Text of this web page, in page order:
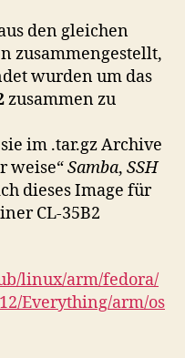
den gleichen
zusammengestellt,
wurden um das
zusammen zu
im .tar.gz Archive
weise“Samba, SSH
dieses Image für
CL-35B2
linux/arm/fedora/
Everything/arm/os